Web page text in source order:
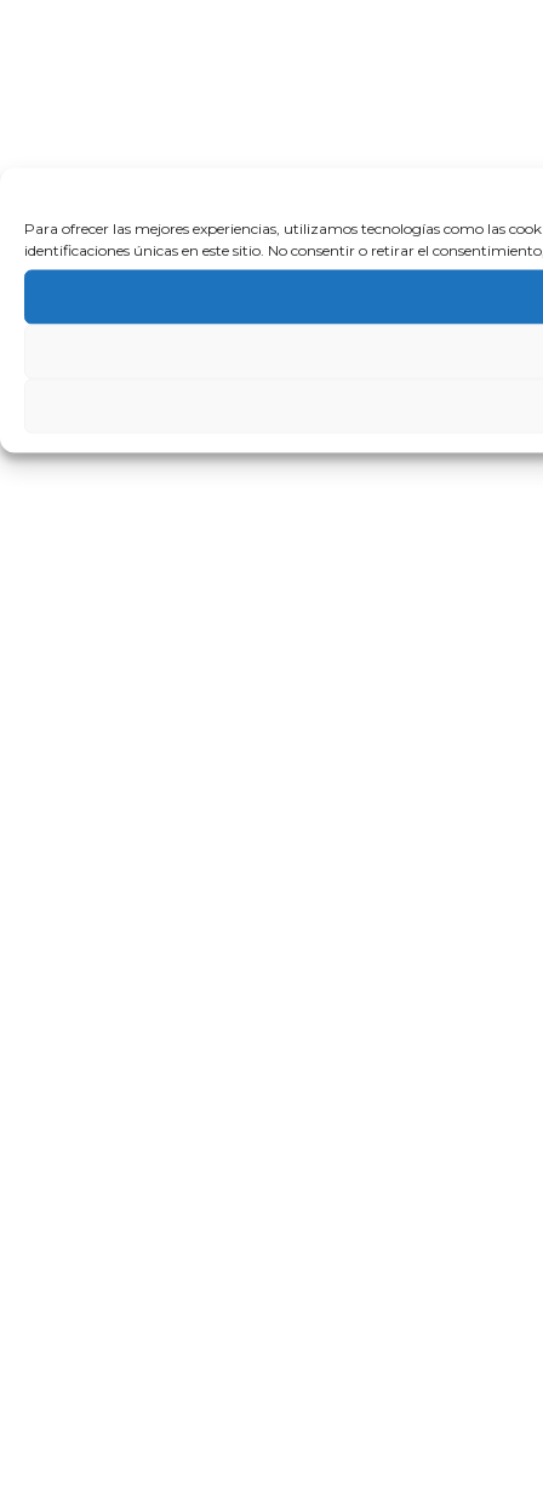
Para ofrecer las mejores experiencias, utilizamos tecnologías como las
identificaciones únicas en este sitio. No consentir o retirar el